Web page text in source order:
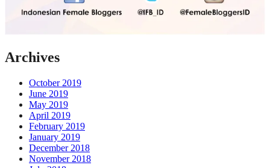
Archives
October 2019
June 2019
May 2019
April 2019
February 2019
January 2019
December 2018
November 2018